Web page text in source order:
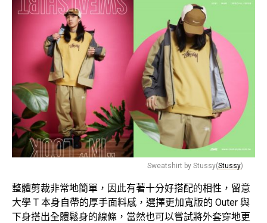
Sweatshirt by Stussy(Stussy)
整體剪裁非常地簡單，因此有著十分好搭配的相性，留意
大學 T 本身自帶的厚手面料感，選擇更加寬版的 Outer 與
下身搭出全體鬆身的線條，當然也可以嘗試將外套穿地更